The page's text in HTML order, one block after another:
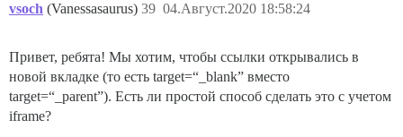
vsoch (Vanessasaurus) 04.Август.2020 18:58:24
39
Привет, ребята! Мы хотим, чтобы ссылки открывались в
новой вкладке (то есть target=“_blank” вместо
target=“_parent”). Есть ли простой способ сделать это с учетом
iframe?